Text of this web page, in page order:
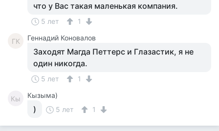
что у Вас такая маленькая компания.
5 лет 1
ГК Геннадий Коновалов
Заходят Магда Петтерс и Глазастик, я не
один никогда.
5 лет 1
Кы Кызыма)
) 5 лет 1